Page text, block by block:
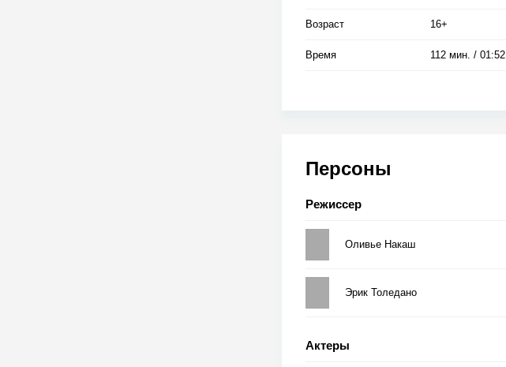
Возраст 16+
Время 112 мин. / 01:52
Персоны
Режиссер
Оливье Накаш
Эрик Толедано
Актеры